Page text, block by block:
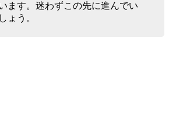
ます。迷わずこの先に進んでい
ょう。